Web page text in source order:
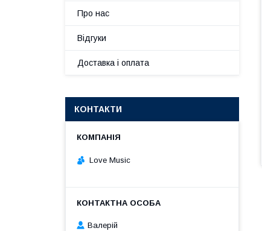
Про нас
Відгуки
Доставка і оплата
КОНТАКТИ
Love Music
Валерій